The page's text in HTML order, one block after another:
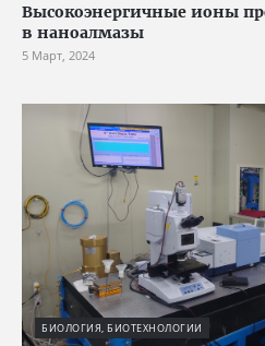
Высокоэнергичные ионы
в наноалмазы
5 Март, 2024
БИОЛОГИЯ, БИОТЕХНОЛОГИИ